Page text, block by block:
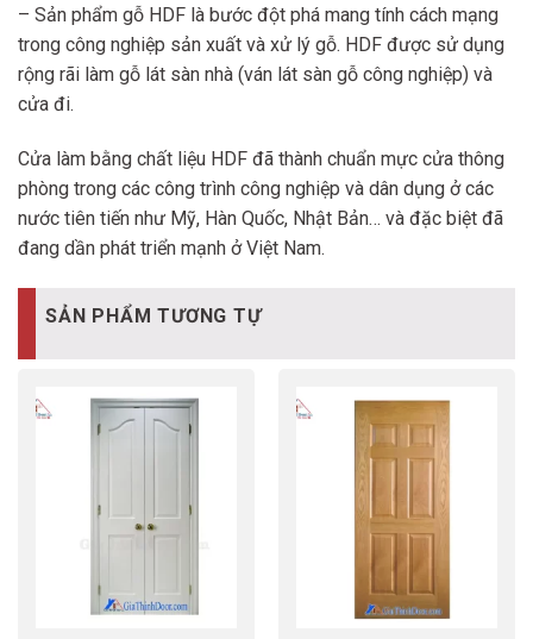
– Sản phẩm gỗ HDF là bước đột phá mang tính cách mạng
trong công nghiệp sản xuất và xử lý gỗ. HDF được sử dụng
rộng rãi làm gỗ lát sàn nhà (ván lát sàn gỗ công nghiệp) và
cửa đi.
Cửa làm bằng chất liệu HDF đã thành chuẩn mực cửa thông
phòng trong các công trình công nghiệp và dân dụng ở các
nước tiên tiến như Mỹ, Hàn Quốc, Nhật Bản… và đặc biệt đã
đang dần phát triển mạnh ở Việt Nam.
SẢN PHẨM TƯƠNG TỰ